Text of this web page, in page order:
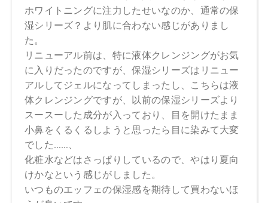
ロチウムガム、キサンタンガム、アルギニン、トレハロース、ス
クワラン、アスコルビン酸、ビターオレンジ花油＊、ビターオレ
ンジ葉／枝油＊、アトラスシーダー樹皮油＊、イタリアイトスギ
葉／実／茎油＊、ベルガモット果実油＊、オレンジ果皮油＊、ニ
オイテンジクアオイ油＊、ＢＧ、キシリトール、カプリリルグリ
コール、フィチン酸、酸化銀、クエン酸
＊オーガニック原料
■エッフェオーガニック モアブライトニング ローション
水、アロエベラ液汁＊、プロパンジオール、エタノール＊、ペン
チレングリコール、ナツミカン花水＊、ダマスクバラ胎座培養エ
キス、乳酸桿菌培養溶解質、乳酸桿菌発酵液、ケトグルタル酸、
加水分解コメヌカエキス、ビサボロール、トマト果実エキス、ジ
ジフススピナクリスチ葉エキス、デュナリエラサリナエキス、ミ
ロタムヌスフラベリフォリア葉／茎エキス、セージ葉エキス＊、
タチジャコウソウ花／葉エキス＊、グリセリン、ホホバ種子油、
ジラウロイルグルタミン酸リシンＮａ、キサンタンガム、アルギ